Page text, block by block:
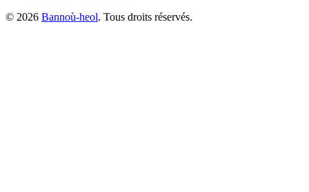
© 2026 Bannoù-heol. Tous droits réservés.